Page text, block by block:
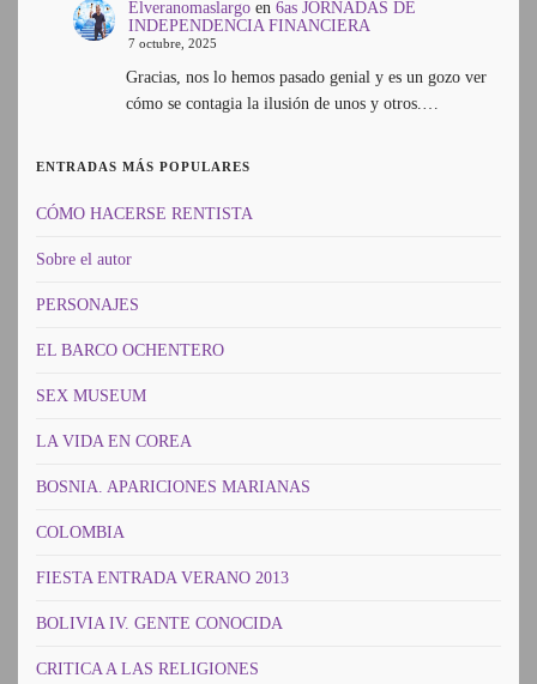
Elveranomaslargoen 6as JORNADAS DE
INDEPENDENCIA FINANCIERA
7 octubre, 2025
Gracias, nos lo hemos pasado genial y es un gozo ver
cómo se contagia la ilusión de unos y otros.…
ENTRADAS MÁS POPULARES
CÓMO HACERSE RENTISTA
Sobre el autor
PERSONAJES
EL BARCO OCHENTERO
SEX MUSEUM
LA VIDA EN COREA
BOSNIA. APARICIONES MARIANAS
COLOMBIA
FIESTA ENTRADA VERANO 2013
BOLIVIA IV. GENTE CONOCIDA
CRITICA A LAS RELIGIONES